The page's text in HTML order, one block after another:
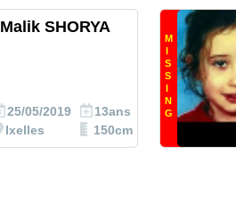
Malik SHORYA
25/05/2019
Ixelles
13ans
150cm
M
I
S
S
I
N
G